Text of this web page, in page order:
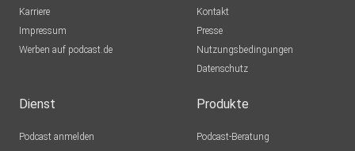
Karriere
Impressum
Werben auf podcast.de
Kontakt
Presse
Nutzungsbedingungen
Datenschutz
Dienst
Podcast anmelden
Produkte
Podcast-Beratung